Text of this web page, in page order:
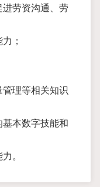
进劳资沟通、劳
；
理等相关知识
本数字技能和
。